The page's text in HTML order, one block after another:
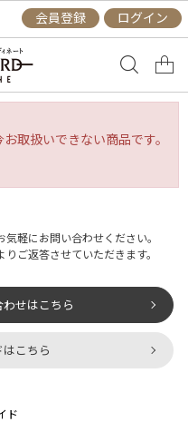
会員登録 ログイン
取扱いできない商品です。
軽にお問い合わせください。
ご返答させていただきます。
せはこちら
こちら
ド